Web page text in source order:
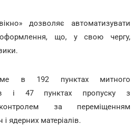
дозволяє автоматизувати
що, у свою чергу,
в 192 пунктах митного
і 47 пунктах пропуску з
за переміщенням
ядерних матеріалів.